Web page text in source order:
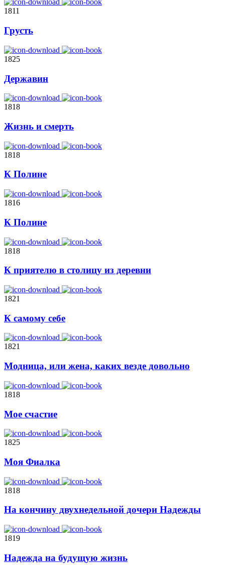
1811
Грусть
1825
Державин
1818
Жизнь и смерть
1818
К Полине
1816
К Полине
1818
К приятелю в столицу из деревни
1821
К самому себе
1821
Модница, или жена, каких везде довольно
1818
Мое счастие
1825
Моя Фиалка
1818
На кончину двухнедельной дочери Надежды
1819
Надежда на будущую жизнь